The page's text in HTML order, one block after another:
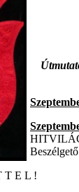
T E L !